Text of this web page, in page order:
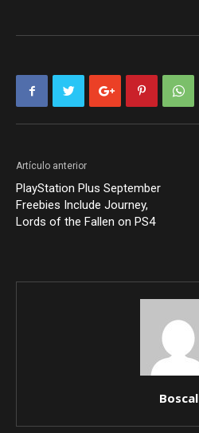
Artículo anterior
PlayStation Plus September
Freebies Include Journey,
Lords of the Fallen on PS4
Boscal